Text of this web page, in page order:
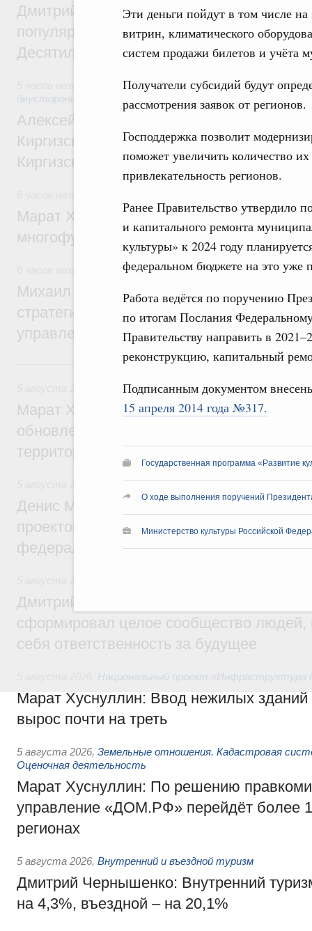
Эти деньги пойдут в том числе
витрин, климатического
систем продажи билетов и учёта
Получатели субсидий будут
рассмотрения заявок от регионов.
Господдержка позволит
поможет увеличить количество
привлекательность регионов.
Ранее Правительство утвердило
и капитального ремонта
культуры» к 2024 году
федеральном бюджете на это уже
Работа ведётся по поручению
по итогам Послания
Правительству направить в
реконструкцию, капитальный
Подписанным документом
15 апреля 2014 года №317.
Государственная программа «Развитие
О ходе выполнения поручений
Министерство культуры Российской
Дмитрий Чернышенко: Порядка 110
популярного туризма в 35 регионах
Десятилетия науки и технологий
Экономические и гуманитарные
двусторонней основе
Алексей Оверчук принял участие в
Киргизского экономического форума и
Киргизской межрегиональной
Марат Хуснуллин: На двух скоростных
многофункциональные зоны дорожного
Технологическое развитие. Инновации
Михаил Мишустин дал поручения по
стратегической сессии о
управления научно-технологическим
Вчера
Жилищно-коммунальное хозяйство
Марат Хуснуллин: Более 4,3 тыс.
обновлено в России при участии Фонда
территорий
Инструменты развития территорий.
Денис Мантуров провёл совещание по
проектов института кураторства в
федеральном округе
Дмитрий Чернышенко: Всемирный
сформировал целое сообщество людей,
себя ответственность за будущее
Национальный проект «Инфраструктура
Марат Хуснуллин: Ввод нежилых зданий
вырос почти на треть
5 августа 2026, Земельные отношения. Кадастровая
Оценочная деятельность
Марат Хуснуллин: По решению
управление «ДОМ.РФ» перейдёт более
регионах
5 августа 2026, Внутренний и въездной туризм
Дмитрий Чернышенко: Внутренний
на 4,3%, въездной – на 20,1%